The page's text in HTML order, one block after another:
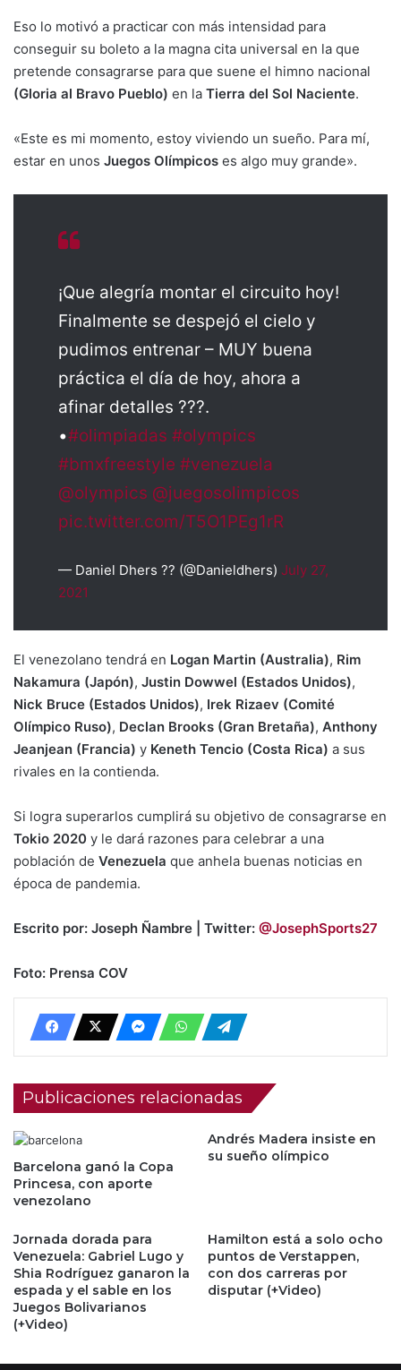
Eso lo motivó a practicar con más intensidad para
conseguir su boleto a la magna cita universal en la que
pretende consagrarse para que suene el himno nacional
(Gloria al Bravo Pueblo) en la Tierra del Sol Naciente.
«Este es mi momento, estoy viviendo un sueño. Para mí,
estar en unos Juegos Olímpicos es algo muy grande».
¡Que alegría montar el circuito hoy!
Finalmente se despejó el cielo y
pudimos entrenar – MUY buena
práctica el día de hoy, ahora a
afinar detalles ???.
•#olimpiadas #olympics
#bmxfreestyle #venezuela
@olympics @juegosolimpicos
pic.twitter.com/T5O1PEg1rR
— Daniel Dhers ?? (@Danieldhers) July 27,
2021
El venezolano tendrá en Logan Martin (Australia), Rim
Nakamura (Japón), Justin Dowwel (Estados Unidos),
Nick Bruce (Estados Unidos), Irek Rizaev (Comité
Olímpico Ruso), Declan Brooks (Gran Bretaña), Anthony
Jeanjean (Francia) y Keneth Tencio (Costa Rica) a sus
rivales en la contienda.
Si logra superarlos cumplirá su objetivo de consagrarse en
Tokio 2020 y le dará razones para celebrar a una
población de Venezuela que anhela buenas noticias en
época de pandemia.
Escrito por: Joseph Ñambre | Twitter: @JosephSports27
Foto: Prensa COV
Publicaciones relacionadas
Barcelona ganó la Copa
Princesa, con aporte
venezolano
Andrés Madera insiste en
su sueño olímpico
Jornada dorada para
Venezuela: Gabriel Lugo y
Shia Rodríguez ganaron la
espada y el sable en los
Juegos Bolivarianos
(+Video)
Hamilton está a solo ocho
puntos de Verstappen,
con dos carreras por
disputar (+Video)